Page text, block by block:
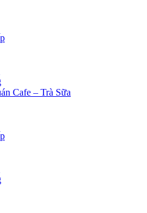
Cafe – Trà Sữa